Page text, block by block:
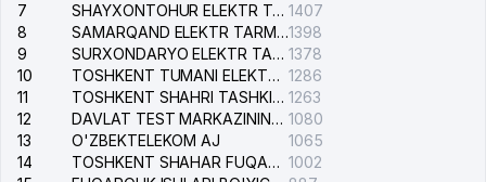
7
SHAYXONTOHUR ELEKTR TARMOG'I NOSOZLIKLARINI TUZATISH XIZMATI 1407
8
SAMARQAND ELEKTR TARMOQLARI AJ1398
9
SURXONDARYO ELEKTR TARMOQLARI AJ 1378
10
TOSHKENT TUMANI ELEKTR TARMOG'I AVARIYA XIZMATI 1286
11
TOSHKENT SHAHRI TASHKILOT TELEFONLARI HAQIDA MA'LUMOT BYUROSI 1263
12
DAVLAT TEST MARKAZINING ISHONCH TELEFONLARI 1080
13
O'ZBEKTELEKOM AJ
1065
14
TOSHKENT SHAHAR FUQAROLIK ISHLARI BO'YICHA SUDI 1002